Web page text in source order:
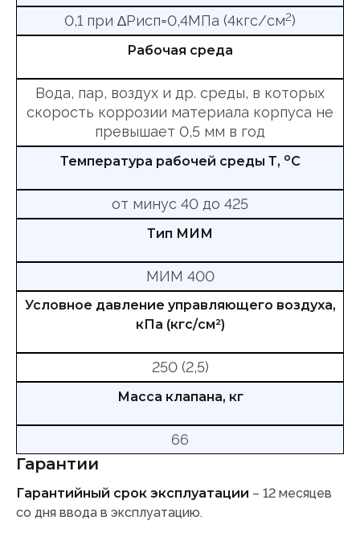
0,1 при ∆Рисп=0,4МПа (4кгс/см2)
Рабочая среда
Вода, пар, воздух и др. среды, в которых
скорость коррозии материала корпуса не
превышает 0,5 мм в год
Температура рабочей среды Т, оС
от минус 40 до 425
Тип МИМ
МИМ 400
Условное давление управляющего воздуха,
кПа (кгс/см²)
250 (2,5)
Масса клапана, кг
66
Гарантии
Гарантийный срок эксплуатации – 12 месяцев
со дня ввода в эксплуатацию.